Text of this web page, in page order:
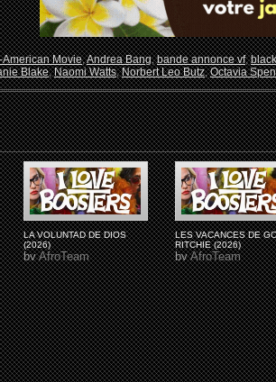
American Movie,Andrea Bang,bande annonce vf,
Blake,Naomi Watts,Norbert Leo Butz,Octavia
LA VOLUNTAD DE DIOS
(2026)
byAfroTeam
LES VACANCES DE
RITCHIE (2026)
byAfroTeam